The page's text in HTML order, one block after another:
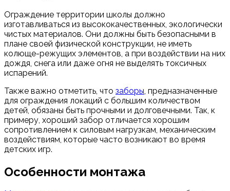
Ограждение территории школы должно
изготавливаться из высококачественных, экологически
чистых материалов. Они должны быть безопасными в
плане своей физической конструкции, не иметь
колюще-режущих элементов, а при воздействии на них
дождя, снега или даже огня не выделять токсичных
испарений.
Также важно отметить, что заборы , предназначенные
для ограждения локаций с большим количеством
детей, обязаны быть прочными и долговечными. Так, к
примеру, хороший забор отличается хорошим
сопротивлением к силовым нагрузкам, механическим
воздействиям, которые часто возникают во время
детских игр.
Особенности монтажа